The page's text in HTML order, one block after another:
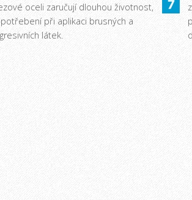
oceli zaručují dlouhou životnost,
při aplikaci brusných a
látek.